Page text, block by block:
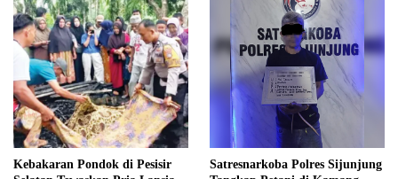
Kebakaran Pondok di Pesisir
Satresnarkoba Polres Sijunjung